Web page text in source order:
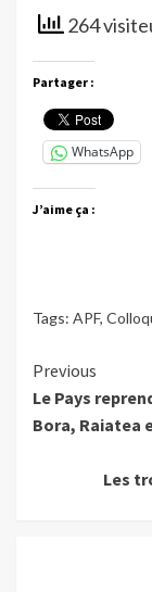
264
Partager :
WhatsApp
J’aime ça :
Tags: APF,
Continue
Reading
Previous
Le Pays
Bora, Raiatea
Les